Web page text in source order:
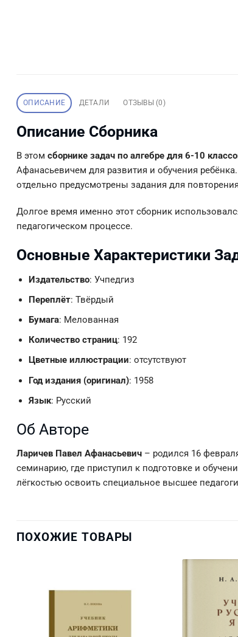
ОПИСАНИЕ ДЕТАЛИ ОТЗЫВЫ (0)
Описание Сборника
В этом сборнике задач по алгебре для 6-10
Афанасьевичем для развития и обучения
отдельно предусмотрены задания для
Долгое время именно этот сборник
педагогическом процессе.
Основные Характеристики
Издательство: Учпедгиз
Переплёт: Твёрдый
Бумага: Мелованная
Количество страниц: 192
Цветные иллюстрации: отсутствуют
Год издания (оригинал): 1958
Язык: Русский
Об Авторе
Ларичев Павел Афанасьевич – родился 16
семинарию, где приступил к подготовке и
лёгкостью освоить специальное высшее
ПОХОЖИЕ ТОВАРЫ